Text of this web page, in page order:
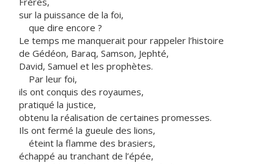
sur la puissance de la foi,
que dire encore ?
Le temps me manquerait pour rappeler l’histoire
de Gédéon, Baraq, Samson, Jephté,
David, Samuel et les prophètes.
Par leur foi,
ils ont conquis des royaumes,
pratiqué la justice,
obtenu la réalisation de certaines promesses.
Ils ont fermé la gueule des lions,
éteint la flamme des brasiers,
échappé au tranchant de l’épée,